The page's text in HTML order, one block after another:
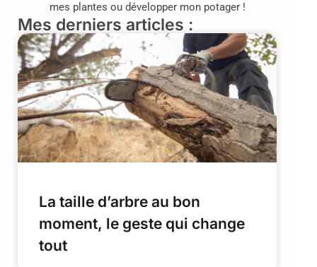
mes plantes ou développer mon potager !
Mes derniers articles :
La taille d’arbre au bon
moment, le geste qui change
tout